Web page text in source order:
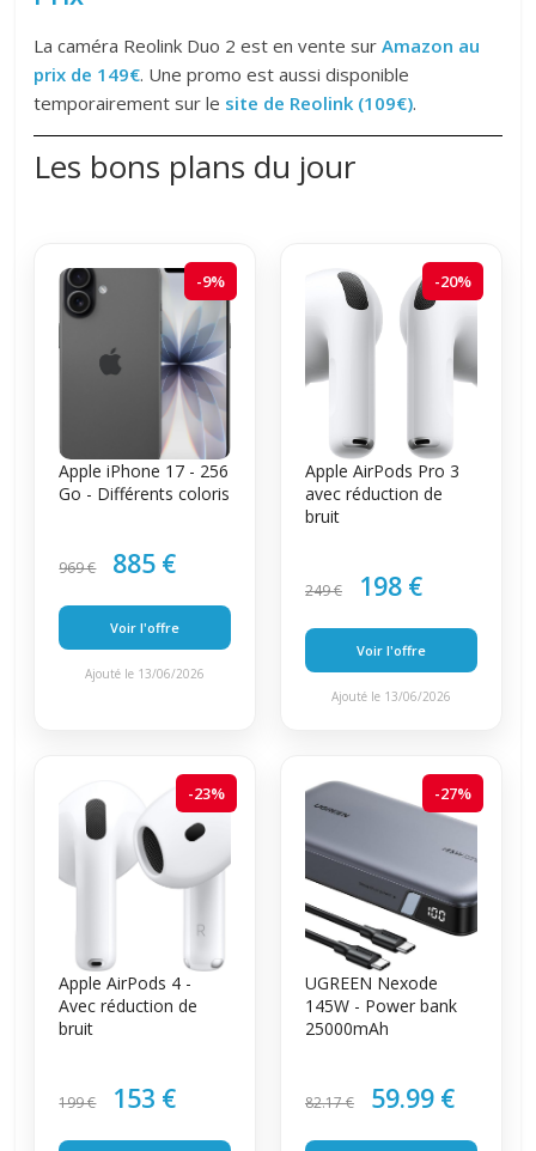
La caméra Reolink Duo 2 est en vente surAmazon au
prix de 149€. Une promo est aussi disponible
temporairement sur le site de Reolink (109€).
Les bons plans du jour
-9%
Apple iPhone 17 - 256
Go - Différents coloris
969 € 885 €
Voir l'offre
Ajouté le 13/06/2026
-20%
Apple AirPods Pro 3
avec réduction de
bruit
249 € 198 €
Voir l'offre
Ajouté le 13/06/2026
-23%
Apple AirPods 4 -
Avec réduction de
bruit
199 € 153 €
-27%
UGREEN Nexode
145W - Power bank
25000mAh
82.17 € 59.99 €